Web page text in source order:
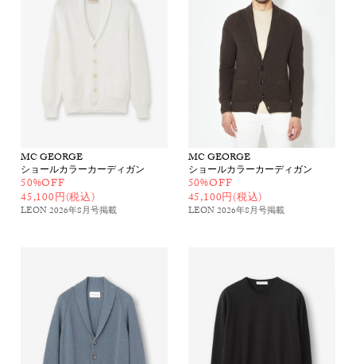
MC GEORGE
ショールカラーカーディガン
50%OFF
45,100円(税込)
LEON 2026年8月号掲載
MC GEORGE
ショールカラーカーディガン
50%OFF
45,100円(税込)
LEON 2026年8月号掲載